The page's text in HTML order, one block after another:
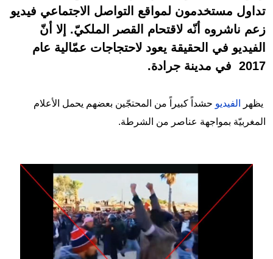
تداول مستخدمون لمواقع التواصل الاجتماعي فيديو
زعم ناشروه أنّه لاقتحام القصر الملكيّ. إلا أنّ
الفيديو في الحقيقة يعود لاحتجاجات عمّالية عام
2017 في مدينة جرادة.
يظهر الفيديو حشداً كبيراً من المحتجّين بعضهم يحمل الأعلام
المغربيّة بمواجهة عناصر من الشرطة.
Image